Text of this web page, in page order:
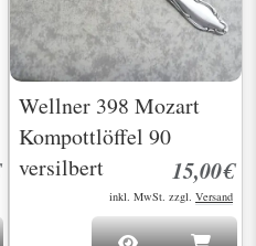
Wellner 398 Mozart
Kompottlöffel 90
versilbert
15,00€
inkl. MwSt. zzgl. Versand